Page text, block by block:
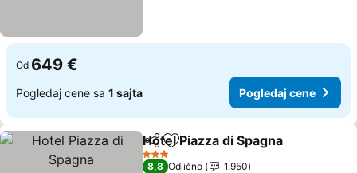
Od 649 €
Pogledaj cene sa 1 sajta Pogledaj cene
Deli Dodati u favorite
Hotel Piazza di Spagna
3 Zvezdice
8,8 Odlično
1.950